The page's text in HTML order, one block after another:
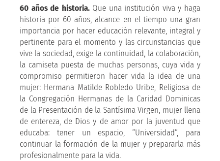
60 años de historia.Que una institución viva y haga
historia por 60 años, alcance en el tiempo una gran
importancia por hacer educación relevante, integral y
pertinente para el momento y las circunstancias que
vive la sociedad, exige la continuidad, la colaboración,
la camiseta puesta de muchas personas, cuya vida y
compromiso permitieron hacer vida la idea de una
mujer: Hermana Matilde Robledo Uribe, Religiosa de
la Congregación Hermanas de la Caridad Dominicas
de la Presentación de la Santísima Virgen, mujer llena
de entereza, de Dios y de amor por la juventud que
educaba: tener un espacio, “Universidad”, para
continuar la formación de la mujer y prepararla más
profesionalmente para la vida.